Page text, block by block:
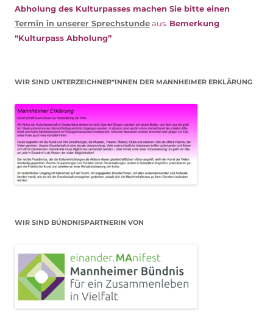
Abholung des Kulturpasses machen Sie bitte einen
Termin in unserer Sprechstundeaus. Bemerkung
“Kulturpass Abholung”
WIR SIND UNTERZEICHNER*INNEN DER MANNHEIMER ERKLÄRUNG
WIR SIND BÜNDNISPARTNERIN VON